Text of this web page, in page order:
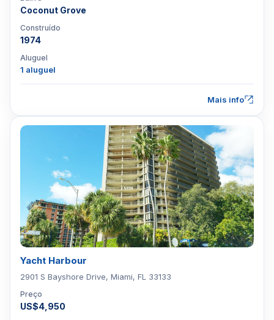
Coconut Grove
Construído
1974
Aluguel
1 aluguel
Mais info
Yacht Harbour
2901 S Bayshore Drive, Miami, FL 33133
Preço
US$4,950